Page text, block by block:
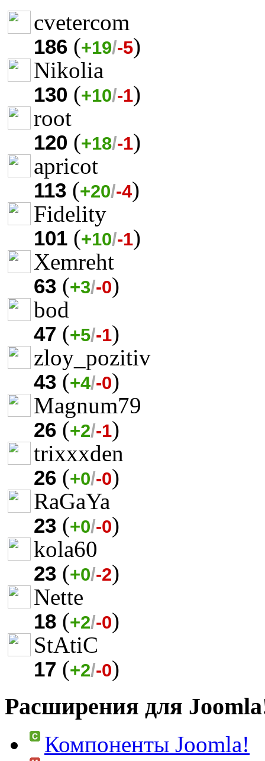
cvetercom
186 (+19/-5)
Nikolia
130 (+10/-1)
root
120 (+18/-1)
apricot
113 (+20/-4)
Fidelity
101 (+10/-1)
Xemreht
63 (+3/-0)
bod
47 (+5/-1)
zloy_pozitiv
43 (+4/-0)
Magnum79
26 (+2/-1)
trixxxden
26 (+0/-0)
RaGaYa
23 (+0/-0)
kola60
23 (+0/-2)
Nette
18 (+2/-0)
StAtiC
17 (+2/-0)
Расширения для
Компоненты Joomla!